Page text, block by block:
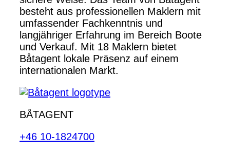
besteht aus professionellen Maklern mit
umfassender Fachkenntnis und
langjähriger Erfahrung im Bereich Boote
und Verkauf. Mit 18 Maklern bietet
Båtagent lokale Präsenz auf einem
internationalen Markt.
BÅTAGENT
+46 10-1824700